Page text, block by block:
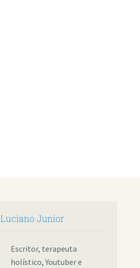
Luciano Junior
Escritor, terapeuta
holístico, Youtuber e